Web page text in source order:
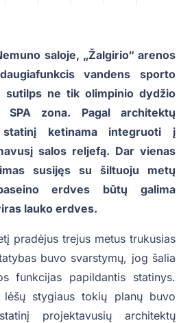
saloje, „Žalgirio“ arenos
vandens sporto
ne tik olimpinio dydžio
zona. Pagal architektų
ketinama integruoti į
salos reljefą. Dar vienas
susijęs su šiltuoju metų
erdves būtų galima
lauko erdves.
pradėjus trejus metus trukusias
buvo svarstymų, jog šalia
funkcijas papildantis statinys.
stygiaus tokių planų buvo
projektavusių architektų